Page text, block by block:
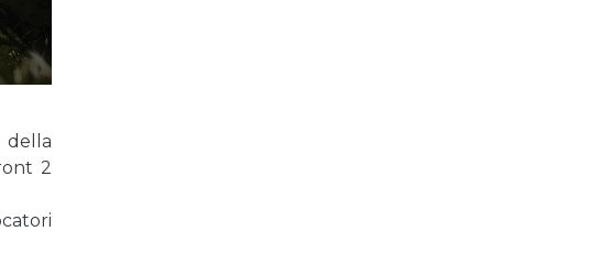
della
2